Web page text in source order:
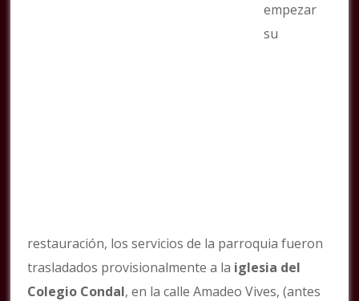
empezar
su
restauración, los servicios de la parroquia fueron
trasladados provisionalmente a la iglesia del
Colegio Condal, en la calle Amadeo Vives, (antes